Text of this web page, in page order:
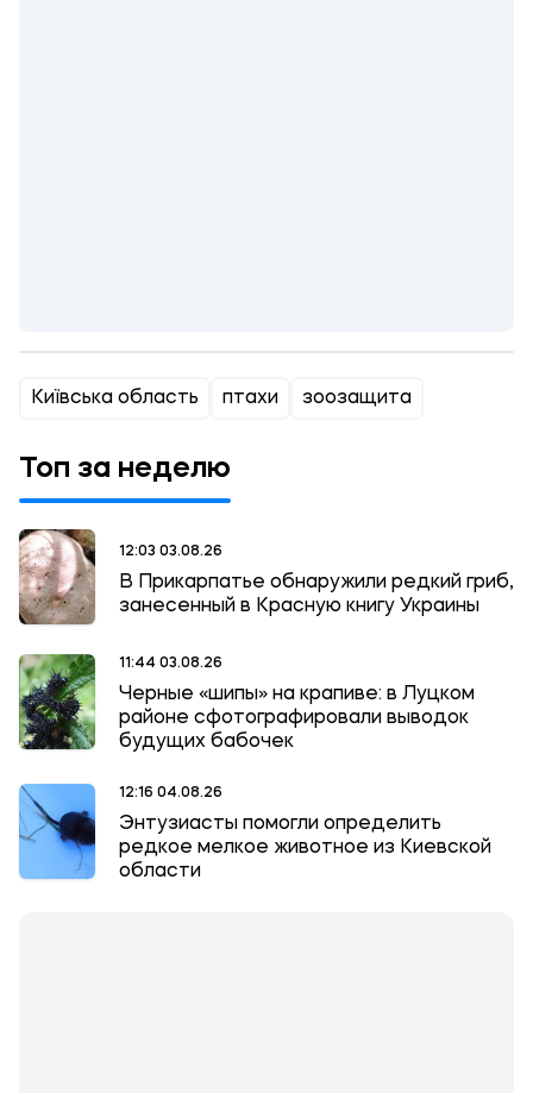
Київська область птахи зоозащита
Топ за неделю
12:03 03.08.26
В Прикарпатье обнаружили редкий гриб,
занесенный в Красную книгу Украины
11:44 03.08.26
Черные «шипы» на крапиве: в Луцком
районе сфотографировали выводок
будущих бабочек
12:16 04.08.26
Энтузиасты помогли определить
редкое мелкое животное из Киевской
области